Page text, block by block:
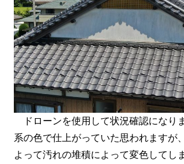
ドローンを使用して状況確認になり
系の色で仕上がっていた思われますが
よって汚れの堆積によって変色してし